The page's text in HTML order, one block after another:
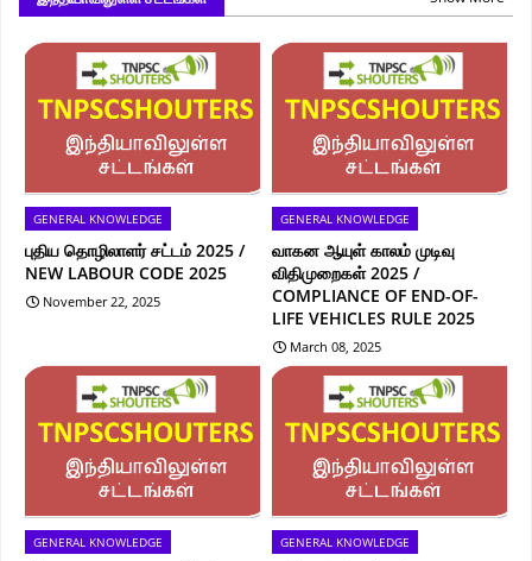
GENERAL KNOWLEDGE
புதிய தொழிலாளர் சட்டம் 2025 /
NEW LABOUR CODE 2025
November 22, 2025
GENERAL KNOWLEDGE
வாகன ஆயுள் காலம் முடிவு
விதிமுறைகள் 2025 /
COMPLIANCE OF END-OF-
LIFE VEHICLES RULE 2025
March 08, 2025
GENERAL KNOWLEDGE GENERAL KNOWLEDGE